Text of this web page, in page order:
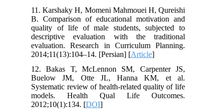
11. Karshaky H, Momeni Mahmouei H, Qureishi
B. Comparison of educational motivation and
quality of life of male students, subjected to
descriptive evaluation with the traditional
evaluation. Research in Curriculum Planning.
2014;11(13):104–14. [Persian] [Article
12. Bakas T, McLennon SM, Carpenter JS,
Buelow JM, Otte JL, Hanna KM, et al.
Systematic review of health-related quality of life
models. Health Qual Life Outcomes.
2012;10(1):134. [DOI